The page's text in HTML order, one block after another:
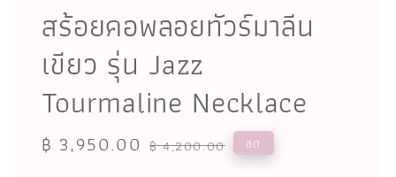
สร้อยคอพลอยทัวร์มาลีน
เขียว รุ่น Jazz
Tourmaline Necklace
Sale
฿ 3,950.00 Regular
฿ 4,200.00 ลด